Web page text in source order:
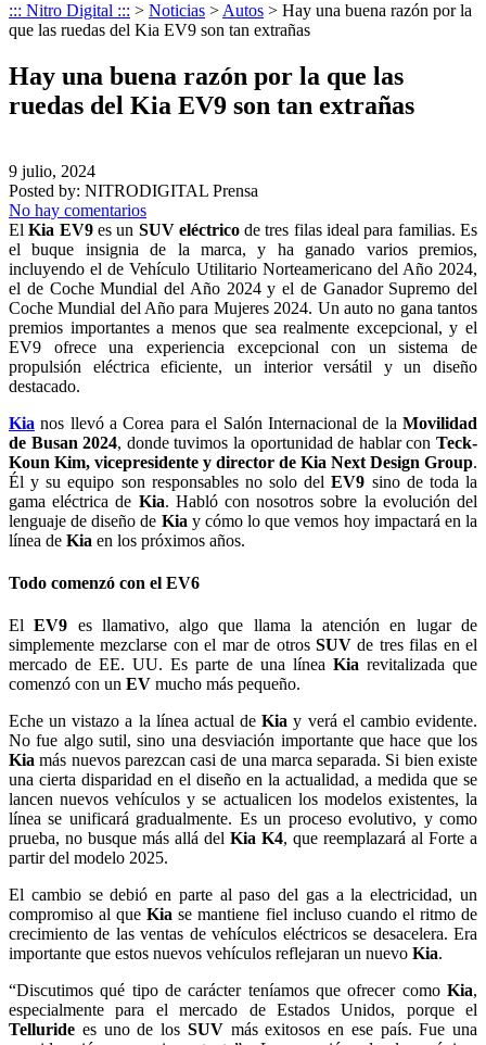
::: Nitro Digital ::: > Noticias > Autos > Hay una buena razón por la
que las ruedas del Kia EV9 son tan extrañas
Hay una buena razón por la que las
ruedas del Kia EV9 son tan extrañas
9 julio, 2024
Posted by: NITRODIGITAL Prensa
No hay comentarios
El Kia EV9es un SUV eléctricode tres filas ideal para familias. Es
el buque insignia de la marca, y ha ganado varios premios,
incluyendo el de Vehículo Utilitario Norteamericano del Año 2024,
el de Coche Mundial del Año 2024 y el de Ganador Supremo del
Coche Mundial del Año para Mujeres 2024. Un auto no gana tantos
premios importantes a menos que sea realmente excepcional, y el
EV9 ofrece una experiencia excepcional con un sistema de
propulsión eléctrica eficiente, un interior versátil y un diseño
destacado.
Kia nos llevó a Corea para el Salón Internacional de la Movilidad
de Busan 2024, donde tuvimos la oportunidad de hablar conTeck-
Koun Kim, vicepresidente y director de Kia Next Design Group.
Él y su equipo son responsables no solo delEV9 sino de toda la
gama eléctrica de Kia. Habló con nosotros sobre la evolución del
lenguaje de diseño de Kia y cómo lo que vemos hoy impactará en la
línea de Kia en los próximos años.
Todo comenzó con el EV6
ElEV9 es llamativo, algo que llama la atención en lugar de
simplemente mezclarse con el mar de otros SUVde tres filas en el
mercado de EE. UU. Es parte de una línea Kia revitalizada que
comenzó con un EV mucho más pequeño.
Eche un vistazo a la línea actual de Kia y verá el cambio evidente.
No fue algo sutil, sino una desviación importante que hace que los
Kia más nuevos parezcan casi de una marca separada. Si bien existe
una cierta disparidad en el diseño en la actualidad, a medida que se
lancen nuevos vehículos y se actualicen los modelos existentes, la
línea se unificará gradualmente. Es un proceso evolutivo, y como
prueba, no busque más allá del Kia K4, que reemplazará al Forte a
partir del modelo 2025.
El cambio se debió en parte al paso del gas a la electricidad, un
compromiso al que Kia se mantiene fiel incluso cuando el ritmo de
crecimiento de las ventas de vehículos eléctricos se desacelera. Era
importante que estos nuevos vehículos reflejaran un nuevo Kia.
“Discutimos qué tipo de carácter teníamos que ofrecer como Kia,
especialmente para el mercado de Estados Unidos, porque el
Telluride es uno de los SUVmás exitosos en ese país. Fue una